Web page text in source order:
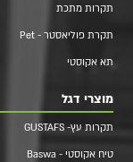
תקרות מתכת
תקרת פוליאסטר - Pet
תא אקוסטי
מוצרי דגל
תקרות עץ- GUSTAFS
טיח אקוסטי - Baswa